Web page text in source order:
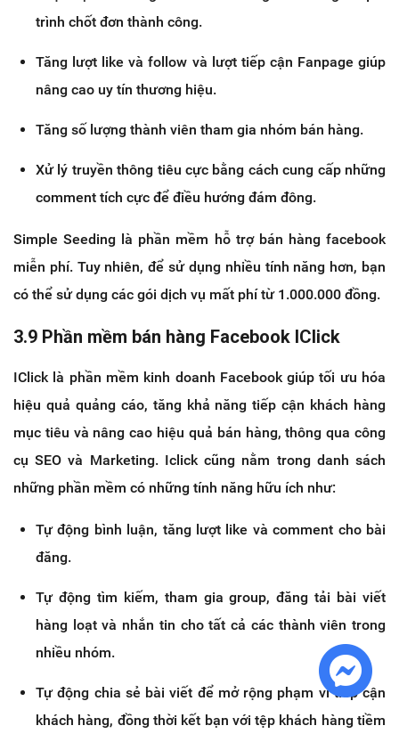
trình chốt đơn thành công.
Tăng lượt like và follow và lượt tiếp cận Fanpage giúp
nâng cao uy tín thương hiệu.
Tăng số lượng thành viên tham gia nhóm bán hàng.
Xử lý truyền thông tiêu cực bằng cách cung cấp những
comment tích cực để điều hướng đám đông.
Simple Seeding là phần mềm hỗ trợ bán hàng facebook
miễn phí. Tuy nhiên, để sử dụng nhiều tính năng hơn, bạn
có thể sử dụng các gói dịch vụ mất phí từ 1.000.000 đồng.
3.9 Phần mềm bán hàng Facebook IClick
IClick là phần mềm kinh doanh Facebook giúp tối ưu hóa
hiệu quả quảng cáo, tăng khả năng tiếp cận khách hàng
mục tiêu và nâng cao hiệu quả bán hàng, thông qua công
cụ SEO và Marketing. Iclick cũng nằm trong danh sách
những phần mềm có những tính năng hữu ích như:
Tự động bình luận, tăng lượt like và comment cho bài
đăng.
Tự động tìm kiếm, tham gia group, đăng tải bài viết
hàng loạt và nhắn tin cho tất cả các thành viên trong
nhiều nhóm.
Tự động chia sẻ bài viết để mở rộng phạm vi tiếp cận
khách hàng, đồng thời kết bạn với tệp khách hàng tiềm